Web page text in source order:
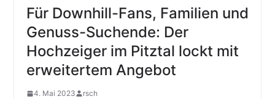
Für Downhill-Fans, Familien und
Genuss-Suchende: Der
Hochzeiger im Pitztal lockt mit
erweitertem Angebot
4. Mai 2023
rsch